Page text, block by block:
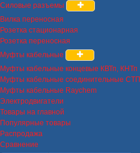
Силовые разъемы
Вилка переносная
Розетка стационарная
Розетка переносная
Муфты кабельные
Муфты кабельные концевые КВТп, КНТп
Муфты кабельные соединительные СТП
Муфты кабельные Raychem
Электродвигатели
Товары на главной
Популярные товары
Распродажа
Сравнение